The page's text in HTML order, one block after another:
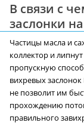
В связи с
заслонки на
Частицы масла и
коллектор и
пропускную
вихревых
не позволит им
прохождению
правильного